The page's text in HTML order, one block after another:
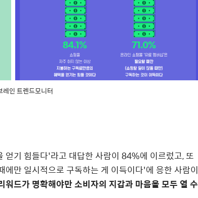
인 트렌드모니터
기 힘들다'라고 대답한 사람이 84%에 이르렀고, 또
만 일시적으로 구독하는 게 이득이다'에 응한 사람이
워드가 명확해야만 소비자의 지갑과 마음을 모두 열 수